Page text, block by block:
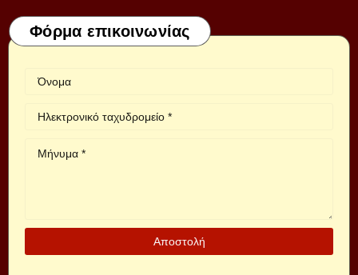
Φόρμα επικοινωνίας